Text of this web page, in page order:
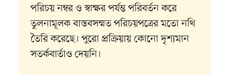
পরিচয় নম্বর ও স্বাক্ষর পর্যন্ত পরিবর্তন করে
তুলনামূলক বাস্তবসম্মত পরিচয়পত্রের মতো নথি
তৈরি করেছে। পুরো প্রক্রিয়ায় কোনো দৃশ্যমান
সতর্কবার্তাও দেয়নি।